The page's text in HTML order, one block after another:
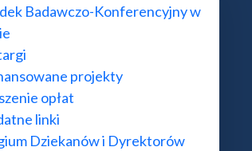
Badawczo-Konferencyjny w
projekty
opłat
linki
Dziekanów i Dyrektorów